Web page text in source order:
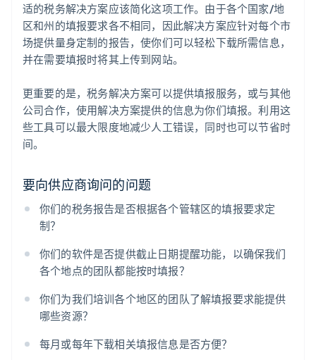
适的税务解决方案应该简化这项工作。由于各个国家/地
区和州的填报要求各不相同，因此解决方案应针对每个市
场提供量身定制的报告，使你们可以轻松下载所需信息，
并在需要填报时将其上传到网站。
更重要的是，税务解决方案可以提供填报服务，或与其他
公司合作，使用解决方案提供的信息为你们填报。利用这
些工具可以最大限度地减少人工错误，同时也可以节省时
间。
要向供应商询问的问题
你们的税务报告是否根据各个管辖区的填报要求定
制？
你们的软件是否提供截止日期提醒功能，以确保我们
各个地点的团队都能按时填报？
你们为我们培训各个地区的团队了解填报要求能提供
哪些资源？
每月或每年下载相关填报信息是否方便？